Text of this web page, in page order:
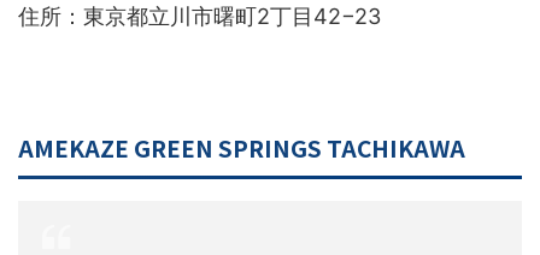
住所：東京都立川市曙町2丁目42−23
AMEKAZE GREEN SPRINGS TACHIKAWA